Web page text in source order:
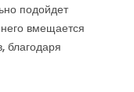
подойдет
вмещается
благодаря